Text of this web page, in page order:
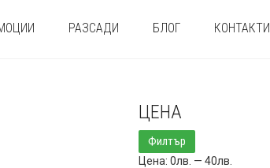
РАЗСАДИ БЛОГ КОНТАКТИ
ЦЕНА
Минимална
цена
Максимална
цена
Филтър
Цена: 0лв. — 40лв.